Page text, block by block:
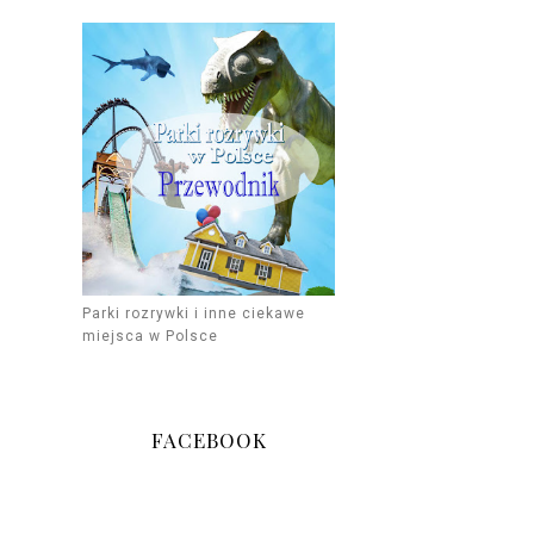
Parki rozrywki i inne ciekawe
miejsca w Polsce
FACEBOOK